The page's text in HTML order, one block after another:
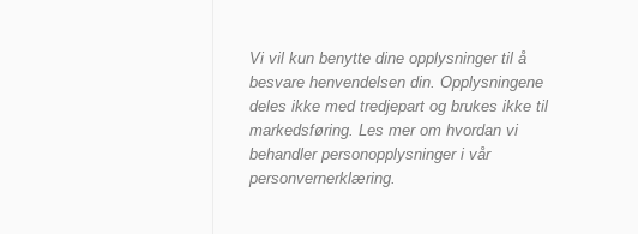
Vi vil kun benytte dine opplysninger til å
besvare henvendelsen din. Opplysningene
deles ikke med tredjepart og brukes ikke til
markedsføring. Les mer om hvordan vi
behandler personopplysninger i vår
personvernerklæring.